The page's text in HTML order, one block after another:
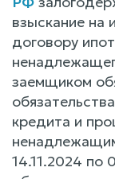
взыскание на
договору
заемщиком
кредита и
14.11.2024 по